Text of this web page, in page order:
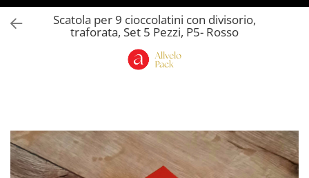
Scatole per Panettone e Torte
senza Finestra
Buste in Cartone per Regalo
Pasticcini
Scatole Alte senza Finestra per Mini
Pasticcini
Scatola per 9 cioccolatini con divisorio,
traforata, Set 5 Pezzi, P5- Rosso